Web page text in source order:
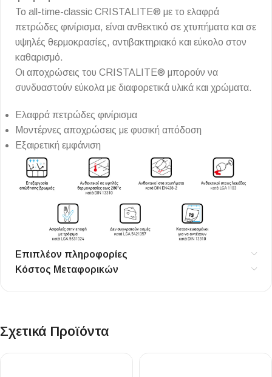
Το all-time-classic CRISTALITE® με το ελαφρά
πετρώδες φινίρισμα, είναι ανθεκτικό σε χτυπήματα και σε
υψηλές θερμοκρασίες, αντιβακτηριακό και εύκολο στον
καθαρισμό.
Οι αποχρώσεις του CRISTALITE® μπορούν να
συνδυαστούν εύκολα με διαφορετικά υλικά και χρώματα.
Ελαφρά πετρώδες φινίρισμα
Μοντέρνες αποχρώσεις με φυσική απόδοση
Εξαιρετική εμφάνιση
Επιπλέον πληροφορίες
Κόστος Μεταφορικών
Σχετικά Προϊόντα